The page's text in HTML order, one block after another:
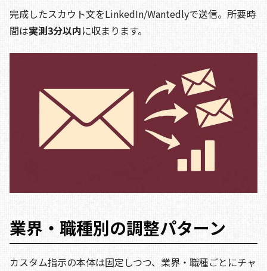
完成したスカウト文をLinkedIn/Wantedlyで送信。所要時
間は実測3分以内に収まります。
業界・職種別の調整パターン
カスタム指示の本体は固定しつつ、業界・職種ごとにチャ